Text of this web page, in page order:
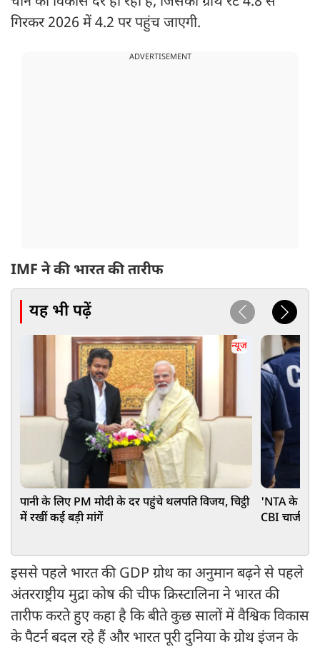
गिरकर 2026 में 4.2 पर पहुंच जाएगी.
ADVERTISEMENT
IMF ने की भारत की तारीफ
यह भी पढ़ें
न्यूज
पानी के लिए PM मोदी के दर पहुंचे थलपति विजय, चिट्ठी
में रखीं कई बड़ी मांगें
'NTA के
CBI
इससे पहले भारत की GDP ग्रोथ का अनुमान बढ़ने से पहले
अंतरराष्ट्रीय मुद्रा कोष की चीफ क्रिस्टालिना ने भारत की
तारीफ करते हुए कहा है कि बीते कुछ सालों में वैश्विक विकास
के पैटर्न बदल रहे हैं और भारत पूरी दुनिया के ग्रोथ इंजन के